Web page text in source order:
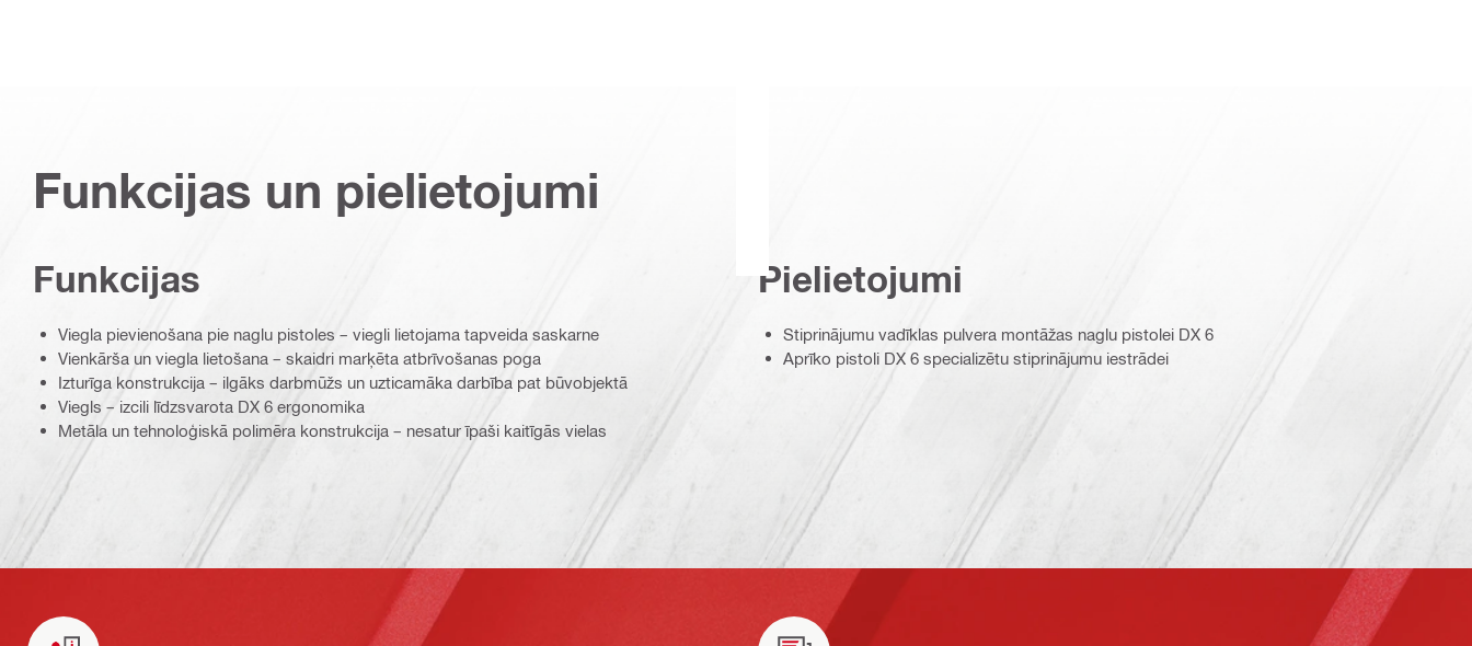
Funkcijas un pielietojumi
Funkcijas
Viegla pievienošana pie naglu pistoles – viegli lietojama tapveida saskarne
Vienkārša un viegla lietošana – skaidri marķēta atbrīvošanas poga
Izturīga konstrukcija – ilgāks darbmūžs un uzticamāka darbība pat būvobjektā
Viegls – izcili līdzsvarota DX 6 ergonomika
Metāla un tehnoloģiskā polimēra konstrukcija – nesatur īpaši kaitīgās vielas
Pielietojumi
Stiprinājumu vadīklas pulvera montāžas naglu pistolei DX 6
Aprīko pistoli DX 6 specializētu stiprinājumu iestrādei